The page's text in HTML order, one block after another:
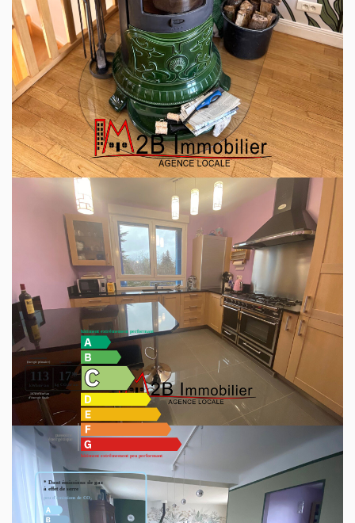
paysager et bien entretenu.
Dans lequel il sera toujours possible d'y installer une
piscine à l'abri des regards.
Sa rénovation complète (isolation, chauffage, sanitaires ...)
vous permettra de prendre possession rapidement des
lieux et vous assura également un excellent classement
énergétique.
Venez visiter et appréciez par vous-même.
COUP DE COEUR ASSURE
Nous restons à votre disposition pour plus d'informations et
découvrir votre futur projet d'acquisition.
Diagnostics énergétiques